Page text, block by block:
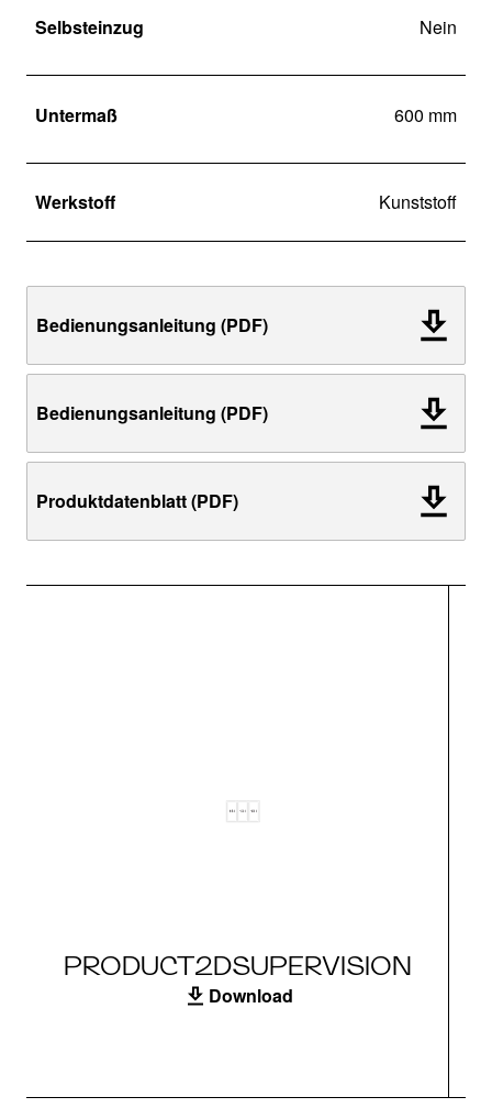
Selbsteinzug Nein
Untermaß 600 mm
Werkstoff Kunststoff
Bedienungsanleitung (PDF)
Bedienungsanleitung (PDF)
Produktdatenblatt (PDF)
PRODUCT2DSUPERVISION
Download